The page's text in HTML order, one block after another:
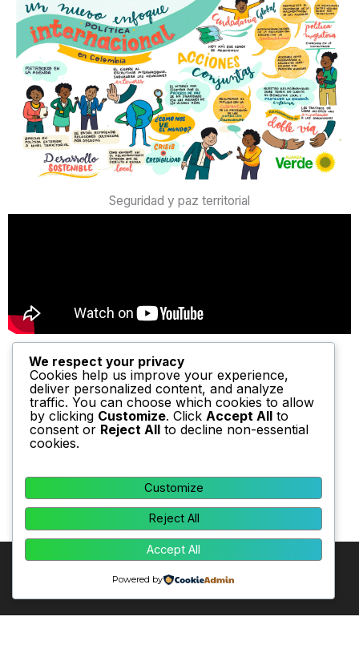
Seguridad y paz territorial
We respect your privacy
Cookies help us improve your experience,
deliver personalized content, and analyze
traffic. You can choose which cookies to allow
by clicking Customize. Click Accept All to
consent or Reject All to decline non-essential
cookies.
Customize
Reject All
Accept All
Powered by